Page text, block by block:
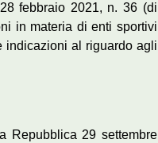
febbraio 2021, n. 36 (di
in materia di enti sportivi
indicazioni al riguardo agli
Repubblica 29 settembre